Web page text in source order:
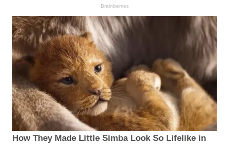
Brainberries
How They Made Little Simba Look So Lifelike in